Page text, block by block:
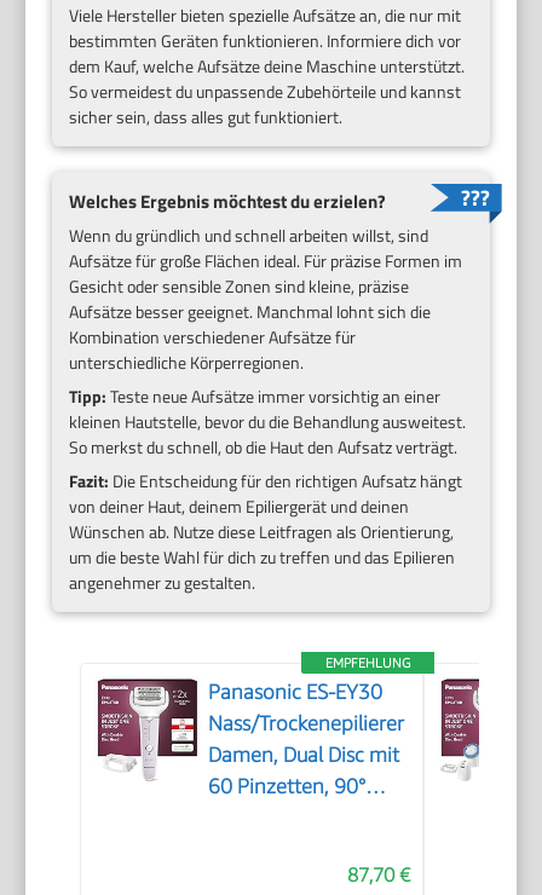
Viele Hersteller bieten spezielle Aufsätze an, die nur mit
bestimmten Geräten funktionieren. Informiere dich vor
dem Kauf, welche Aufsätze deine Maschine unterstützt.
So vermeidest du unpassende Zubehörteile und kannst
sicher sein, dass alles gut funktioniert.
Welches Ergebnis möchtest du erzielen?
Wenn du gründlich und schnell arbeiten willst, sind
Aufsätze für große Flächen ideal. Für präzise Formen im
Gesicht oder sensible Zonen sind kleine, präzise
Aufsätze besser geeignet. Manchmal lohnt sich die
Kombination verschiedener Aufsätze für
unterschiedliche Körperregionen.
Tipp:Teste neue Aufsätze immer vorsichtig an einer
kleinen Hautstelle, bevor du die Behandlung ausweitest.
So merkst du schnell, ob die Haut den Aufsatz verträgt.
Fazit: Die Entscheidung für den richtigen Aufsatz hängt
von deiner Haut, deinem Epiliergerät und deinen
Wünschen ab. Nutze diese Leitfragen als Orientierung,
um die beste Wahl für dich zu treffen und das Epilieren
angenehmer zu gestalten.
EMPFEHLUNG
Panasonic ES-EY30
Nass/Trockenepilierer
Damen, Dual Disc mit
60 Pinzetten, 90°
LED-Licht, 30 Min.87,70 €